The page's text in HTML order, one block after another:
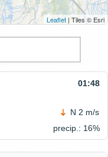
Leaflet | Tiles © Esri
01:48
N 2 m/s
precip.: 16%